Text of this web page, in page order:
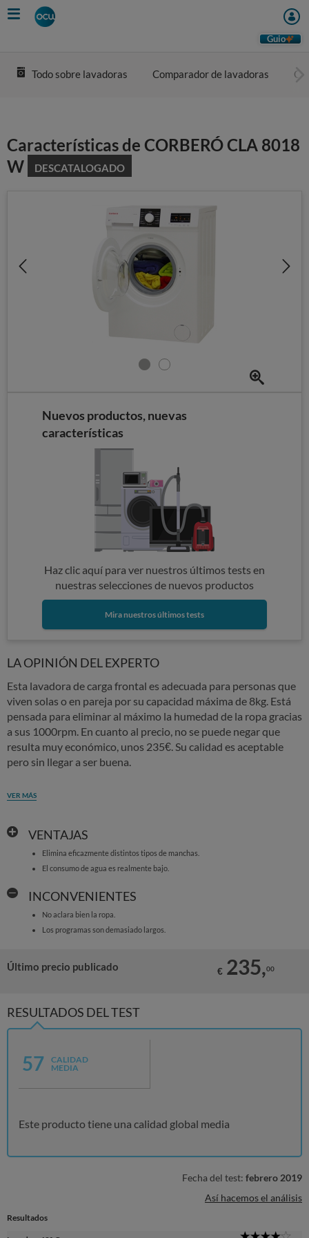
Skip
to
Guio
Todo sobre lavadoras Comparador de lavadoras
Características de CORBERÓ CLA 8018
W
DESCATALOGADO
Nuevos productos, nuevas
características
Haz clic aquí para ver nuestros últimos tests en
nuestras selecciones de nuevos productos
Mira nuestros últimos tests
LA OPINIÓN DEL EXPERTO
Esta lavadora de carga frontal es adecuada para personas que
viven solas o en pareja por su capacidad máxima de 8kg. Está
pensada para eliminar al máximo la humedad de la ropa gracias
a sus 1000rpm. En cuanto al precio, no se puede negar que
resulta muy económico, unos 235€. Su calidad es aceptable
pero sin llegar a ser buena.
VER MÁS
VENTAJAS
Elimina eficazmente distintos tipos de manchas.
El consumo de agua es realmente bajo.
INCONVENIENTES
No aclara bien la ropa.
Los programas son demasiado largos.
Último precio publicado € 235,00
RESULTADOS DEL TEST
57
CALIDAD
MEDIA
Este producto tiene una calidad global media
Fecha del test: febrero 2019
Así hacemos el análisis
Resultados